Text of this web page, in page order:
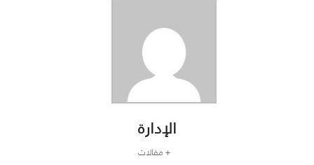
الإدارة
+ مقالات